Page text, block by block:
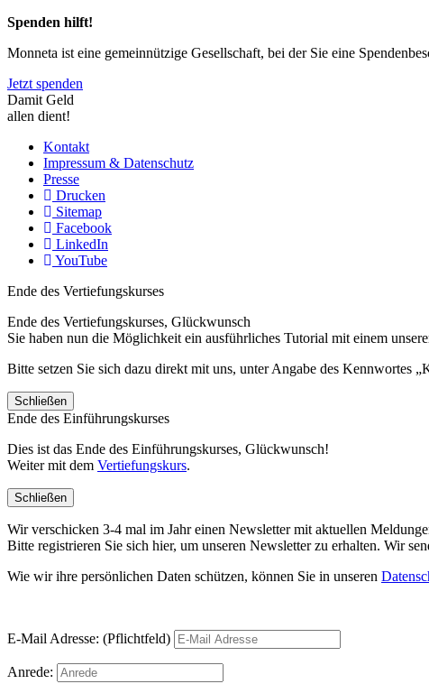
Spenden hilft!
Monneta ist eine gemeinnützige Gesellschaft, bei der Sie eine
Jetzt spenden
Damit Geld
allen dient!
Kontakt
Impressum & Datenschutz
Presse
Drucken
Sitemap
Facebook
LinkedIn
YouTube
Ende des Vertiefungskurses
Ende des Vertiefungskurses, Glückwunsch
Sie haben nun die Möglichkeit ein ausführliches Tutorial mit einem
Bitte setzen Sie sich dazu direkt mit uns, unter Angabe des Kennwortes
Schließen
Ende des Einführungskurses
Dies ist das Ende des Einführungskurses, Glückwunsch!
Weiter mit dem Vertiefungskurs.
Schließen
Wir verschicken 3-4 mal im Jahr einen Newsletter mit aktuellen
Bitte registrieren Sie sich hier, um unseren Newsletter zu erhalten. Wir
Wie wir ihre persönlichen Daten schützen, können Sie in unseren
E-Mail Adresse: (Pflichtfeld)
Anrede: